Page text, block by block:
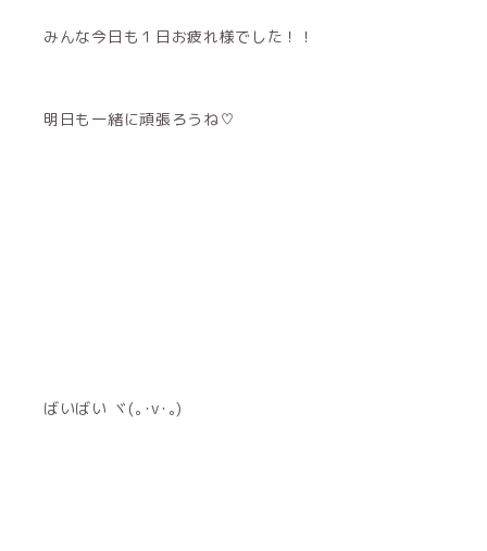
みんな今日も１日お疲れ様でした！！
明日も一緒に頑張ろうね♡
ばいばい ヾ(｡･v･｡)